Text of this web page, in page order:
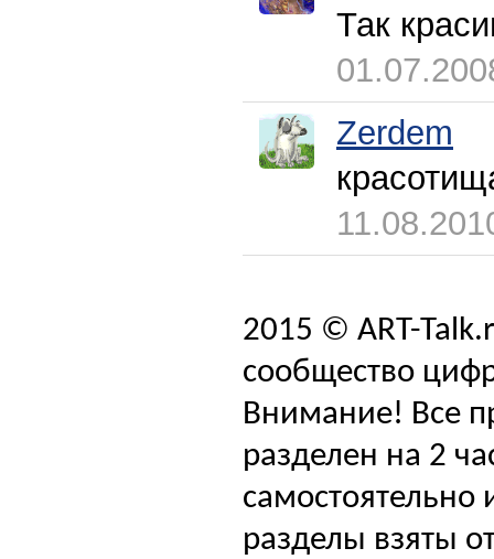
Так
Zerdem
2015 © ART-
сообщество
Внимание! Все
разделен на 2
самостоятельно
разделы взяты